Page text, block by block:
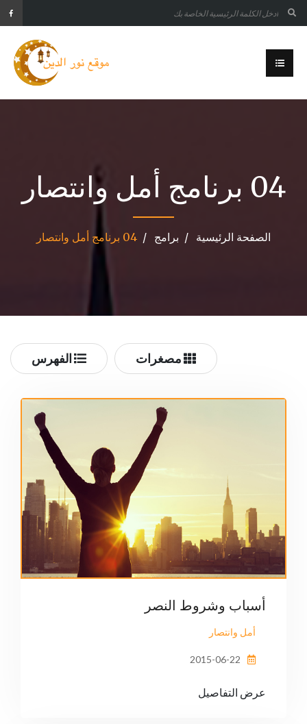
04 برنامج أمل وانتصار
الصفحة الرئيسية برامج 04 برنامج أمل وانتصار
الفهرس مصغرات
أسباب وشروط النصر
أمل وانتصار
عرض التفاصيل